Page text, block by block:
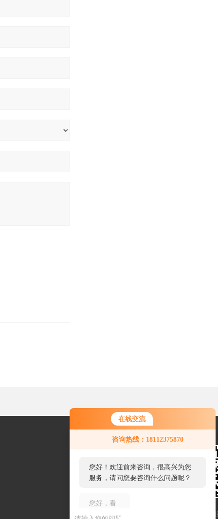
在线交流
咨询热线：18112375870
服务，请问您要咨询什么问题呢？
您好，看您停留很久了，是否找到
了需求产品，您可以直接在线与我
扫一扫联系我们